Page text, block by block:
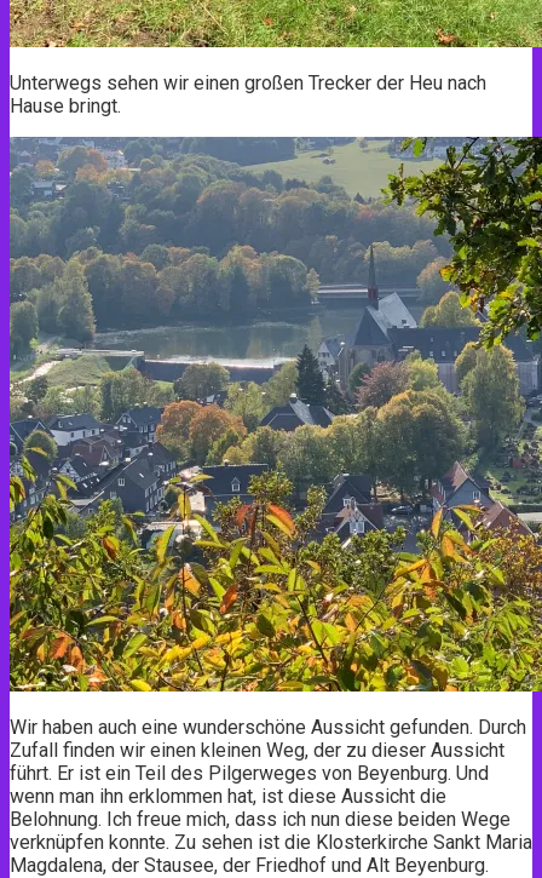
Unterwegs sehen wir einen großen Trecker der Heu nach
Hause bringt.
Wir haben auch eine wunderschöne Aussicht gefunden. Durch
Zufall finden wir einen kleinen Weg, der zu dieser Aussicht
führt. Er ist ein Teil des Pilgerweges von Beyenburg. Und
wenn man ihn erklommen hat, ist diese Aussicht die
Belohnung. Ich freue mich, dass ich nun diese beiden Wege
verknüpfen konnte. Zu sehen ist die Klosterkirche Sankt Maria
Magdalena, der Stausee, der Friedhof und Alt Beyenburg.